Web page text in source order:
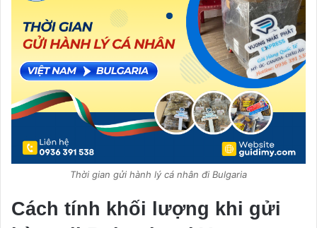
Thời gian gửi hành lý cá nhân đi Bulgaria
Cách tính khối lượng khi gửi